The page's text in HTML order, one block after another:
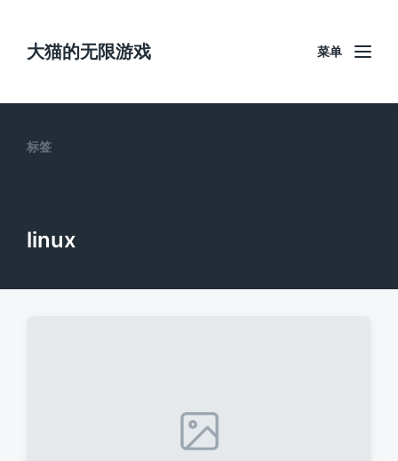
大猫的无限游戏 菜单
标签
linux